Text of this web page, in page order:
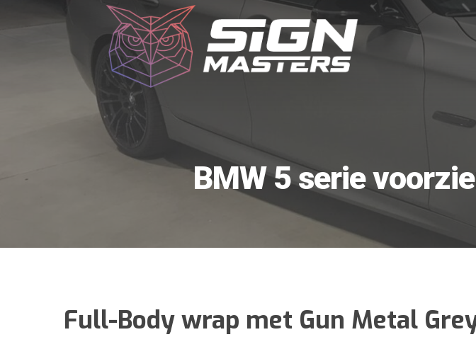
BMW 5 serie
Full-Body wrap met Gun Metal